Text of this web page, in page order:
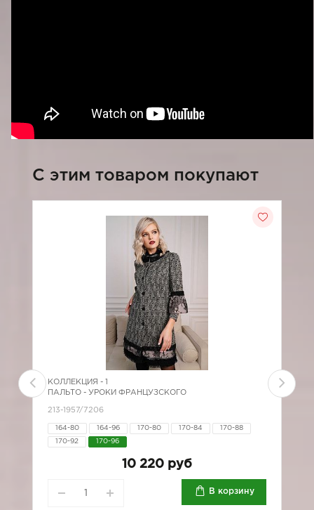
C этим товаром покупают
КОЛЛЕКЦИЯ - 1
ПАЛЬТО - УРОКИ ФРАНЦУЗСКОГО
213-1957/7206
164-80 164-96 170-80 170-84 170-88
170-92 170-96
10 220 руб
В корзину